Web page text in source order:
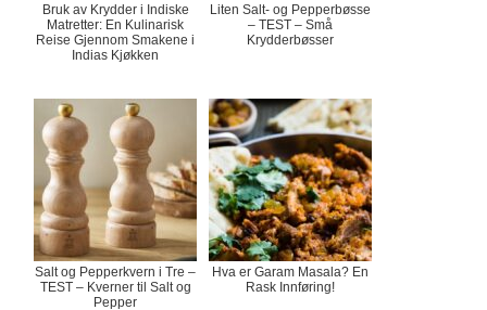
Bruk av Krydder i Indiske
Matretter: En Kulinarisk
Reise Gjennom Smakene i
Indias Kjøkken
Liten Salt- og Pepperbøsse
– TEST – Små
Krydderbøsser
Salt og Pepperkvern i Tre –
TEST – Kverner til Salt og
Pepper
Hva er Garam Masala? En
Rask Innføring!